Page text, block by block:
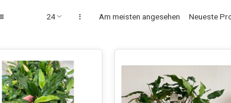
Am meisten angesehen Neueste